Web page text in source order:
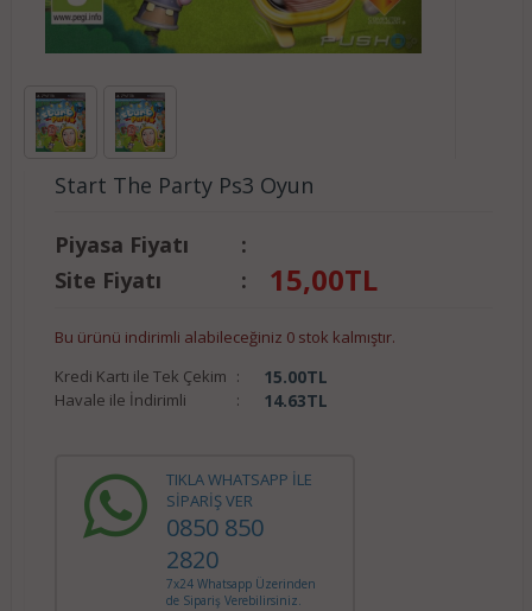
Start The Party Ps3 Oyun
Piyasa Fiyatı
:
Site Fiyatı
: 15,00TL
Bu ürünü indirimli alabileceğiniz 0 stok kalmıştır.
Kredi Kartı ile Tek Çekim : 15.00TL
Havale ile İndirimli : 14.63TL
TIKLA WHATSAPP İLE
SİPARİŞ VER
0850 850
2820
7x24 Whatsapp Üzerinden
de Sipariş Verebilirsiniz.